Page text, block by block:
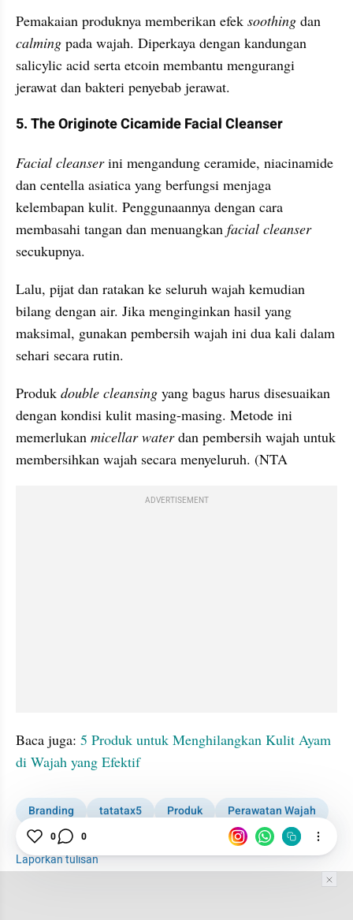
Pemakaian produknya memberikan efek soothing
calming pada wajah. Diperkaya dengan kandungan
salicylic acid serta etcoin membantu mengurangi
jerawat dan bakteri penyebab jerawat.
5. The Originote Cicamide Facial Cleanser
Facial cleanser ini mengandung ceramide, niacinamide
dan centella asiatica yang berfungsi menjaga
kelembapan kulit. Penggunaannya dengan cara
membasahi tangan dan menuangkan
facial cleanser
secukupnya.
Lalu, pijat dan ratakan ke seluruh wajah kemudian
bilang dengan air. Jika menginginkan hasil yang
maksimal, gunakan pembersih wajah ini dua kali dalam
sehari secara rutin.
Produk double cleansing yang bagus harus disesuaikan
dengan kondisi kulit masing-masing. Metode ini
memerlukan micellar water dan pembersih wajah untuk
membersihkan wajah secara menyeluruh. (NTA
ADVERTISEMENT
Baca juga: 5 Produk untuk Menghilangkan Kulit Ayam
di Wajah yang Efektif
Branding tatatax5 Produk
Perawatan Wajah
Kulit
Laporkan tulisan
0 0